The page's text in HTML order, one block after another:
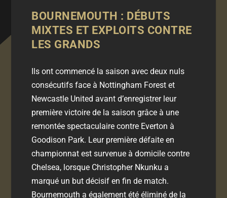
BOURNEMOUTH : DÉBUTS
MIXTES ET EXPLOITS CONTRE
LES GRANDS
Ils ont commencé la saison avec deux nuls
consécutifs face à Nottingham Forest et
Newcastle United avant d’enregistrer leur
première victoire de la saison grâce à une
remontée spectaculaire contre Everton à
Goodison Park. Leur première défaite en
championnat est survenue à domicile contre
Chelsea, lorsque Christopher Nkunku a
marqué un but décisif en fin de match.
Bournemouth a également été éliminé de la